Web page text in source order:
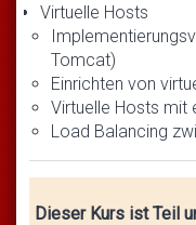
Virtuelle Hosts
Tomcat)
Einrichten von
Virtuelle Hosts mit
Load Balancing
Dieser Kurs ist Teil